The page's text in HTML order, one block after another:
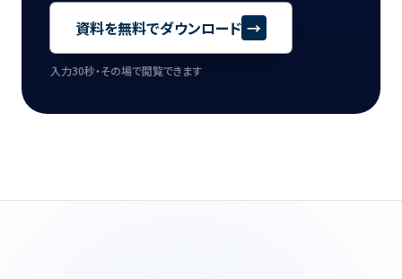
資料を無料でダウンロード →
入力30秒・その場で閲覧できます